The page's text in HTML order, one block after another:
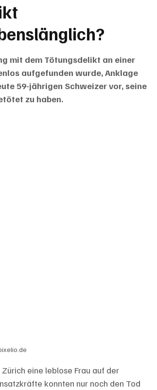
mit dem Tötungsdelikt an einer
aufgefunden wurde, Anklage
59-jährigen Schweizer vor, seine
zu haben.
eine leblose Frau auf der
konnten nur noch den Tod